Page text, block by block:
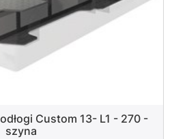
Custom 13- L1 - 270 -
szyna